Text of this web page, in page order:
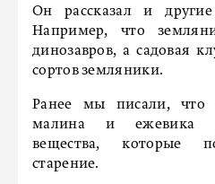
Он рассказал и
Например, что
динозавров, а садовая
сортов земляники.
Ранее мы писали, что
малина и ежевика
вещества, которые
старение.